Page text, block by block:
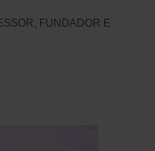
FUNDADOR E